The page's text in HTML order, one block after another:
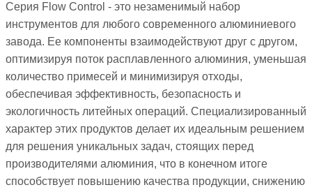
Серия Flow Control - это незаменимый набор
инструментов для любого современного алюминиевого
завода. Ее компоненты взаимодействуют друг с другом,
оптимизируя поток расплавленного алюминия, уменьшая
количество примесей и минимизируя отходы,
обеспечивая эффективность, безопасность и
экологичность литейных операций. Специализированный
характер этих продуктов делает их идеальным решением
для решения уникальных задач, стоящих перед
производителями алюминия, что в конечном итоге
способствует повышению качества продукции, снижению